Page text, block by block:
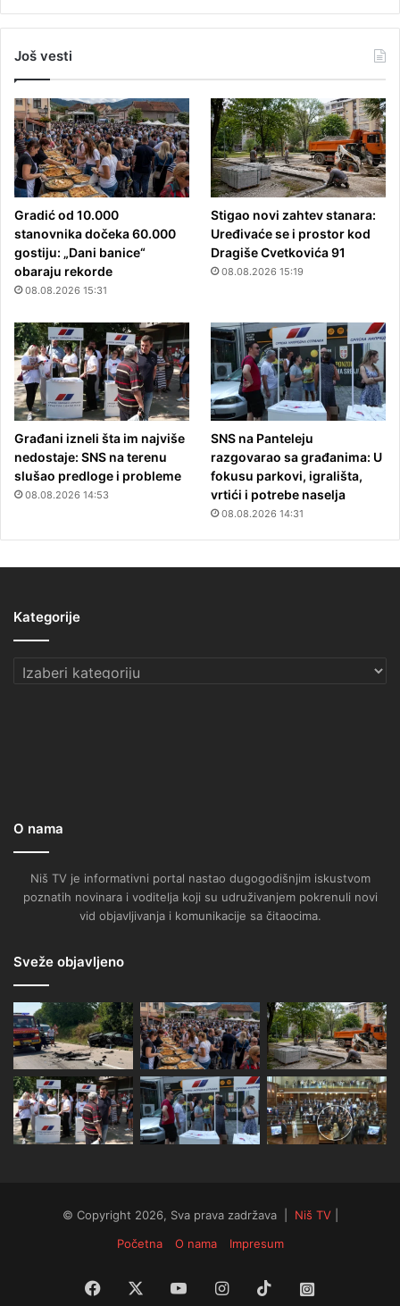
Još vesti
Gradić od 10.000
stanovnika dočeka 60.000
gostiju: „Dani banice“
obaraju rekorde
08.08.2026 15:31
Stigao novi zahtev stanara:
Uređivaće se i prostor kod
Dragiše Cvetkovića 91
08.08.2026 15:19
Građani izneli šta im najviše
nedostaje: SNS na terenu
slušao predloge i probleme
08.08.2026 14:53
SNS na Panteleju
razgovarao sa građanima: U
fokusu parkovi, igrališta,
vrtići i potrebe naselja
08.08.2026 14:31
Kategorije
Kategorije
O nama
Niš TV je informativni portal nastao dugogodišnjim iskustvom
poznatih novinara i voditelja koji su udruživanjem pokrenuli novi
vid objavljivanja i komunikacije sa čitaocima.
Sveže objavljeno
© Copyright 2026, Sva prava zadržava | Niš TV|
Početna
O nama Impresum
Facebook YouTubeInstagram
TikTok